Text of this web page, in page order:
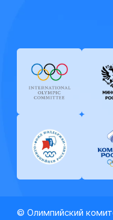
© Олимпийский